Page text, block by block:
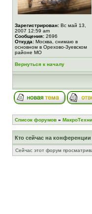
Зарегистрирован: Вс май 13,
2007 12:59 am
Сообщения: 2696
Откуда: Москва, снимаю в
основном в Орехово-Зуевском
районе МО
Вернуться к началу
Список форумов »
Кто сейчас на конференции
Сейчас этот форум